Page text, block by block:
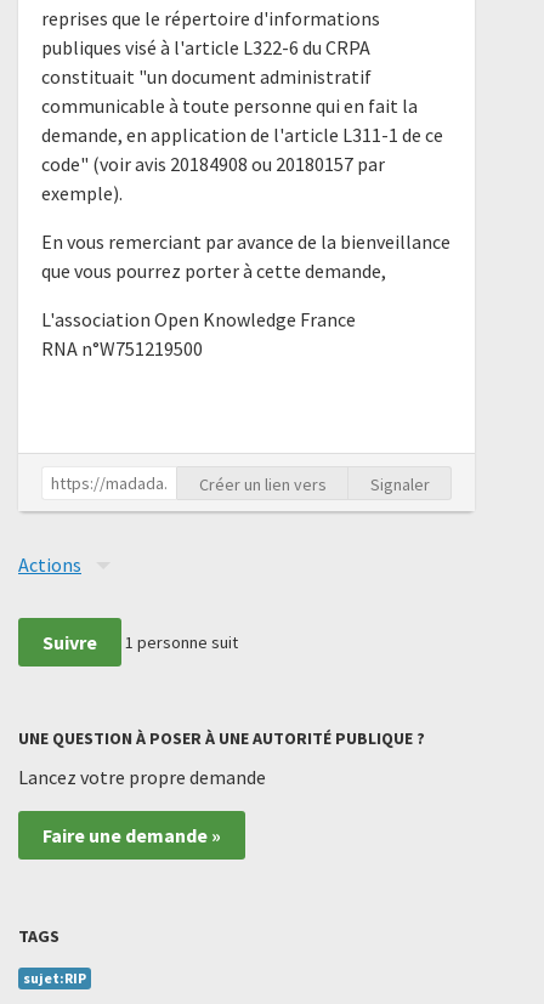
reprises que le répertoire d'informations
publiques visé à l'article L322-6 du CRPA
constituait "un document administratif
communicable à toute personne qui en fait la
demande, en application de l'article L311-1 de ce
code" (voir avis 20184908 ou 20180157 par
exemple).
En vous remerciant par avance de la bienveillance
que vous pourrez porter à cette demande,
L'association Open Knowledge France
RNA n°W751219500
Créer un lien vers Signaler
Actions
Suivre 1 personne suit
UNE QUESTION À POSER À UNE AUTORITÉ PUBLIQUE ?
Lancez votre propre demande
Faire une demande »
TAGS
sujet:RIP